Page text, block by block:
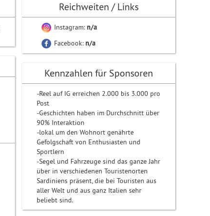
Reichweiten / Links
Instagram:n/a
Facebook:n/a
Kennzahlen für Sponsoren
-Reel auf IG erreichen 2.000 bis 3.000 pro
Post
-Geschichten haben im Durchschnitt über
90% Interaktion
-lokal um den Wohnort genährte
Gefolgschaft von Enthusiasten und
Sportlern
-Segel und Fahrzeuge sind das ganze Jahr
über in verschiedenen Touristenorten
Sardiniens präsent, die bei Touristen aus
aller Welt und aus ganz Italien sehr
beliebt sind.